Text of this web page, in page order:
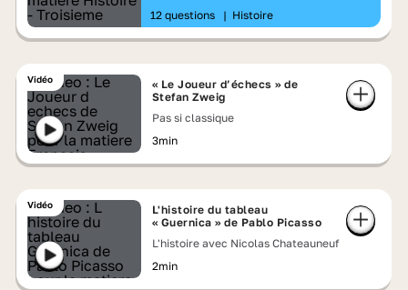
12 questions | Histoire
Vidéo
« Le Joueur d’échecs » de
Stefan Zweig
Pas si classique
3min
Vidéo
L'histoire du tableau
« Guernica » de Pablo Picasso
L'histoire avec Nicolas Chateauneuf
2min